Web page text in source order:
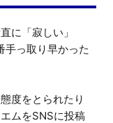
に「寂しい」
手っ取り早かった
度をとられたり
ムをSNSに投稿